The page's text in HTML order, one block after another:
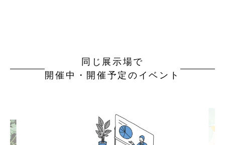
同じ展示場で
開催中・開催予定のイベント